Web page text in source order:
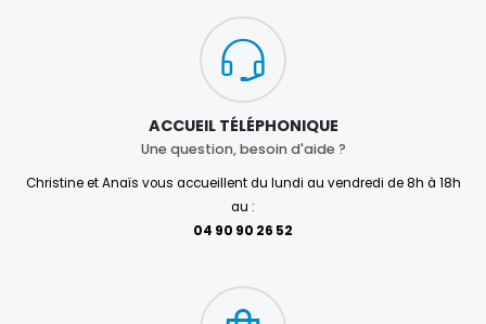
ACCUEIL TÉLÉPHONIQUE
Une question, besoin d'aide ?
Christine et Anaïs vous accueillent du lundi au vendredi de 8h à 18h
au :
04 90 90 26 52